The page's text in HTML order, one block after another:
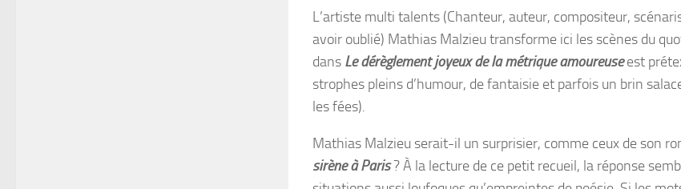
L’artiste multi talents (Chanteur, auteur, compositeur,
avoir oublié) Mathias Malzieu transforme ici les scènes du
dans Le dérèglement joyeux de la métrique amoureuse est
strophes pleins d’humour, de fantaisie et parfois un brin
les fées).
Mathias Malzieu serait-il un surprisier, comme ceux de son
sirène à Paris? À la lecture de ce petit recueil, la réponse